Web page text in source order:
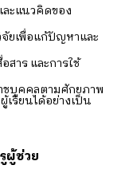
ะแนวคิดของ
จัยเพื่อแก้ปัญหาและ
สาร และการใช้
ชบุคคลตามศักยภาพ
รียนได้อย่างเป็น
ผู้ช่วย